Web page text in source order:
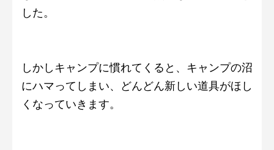
した。
しかしキャンプに慣れてくると、キャンプの沼
にハマってしまい、どんどん新しい道具がほし
くなっていきます。